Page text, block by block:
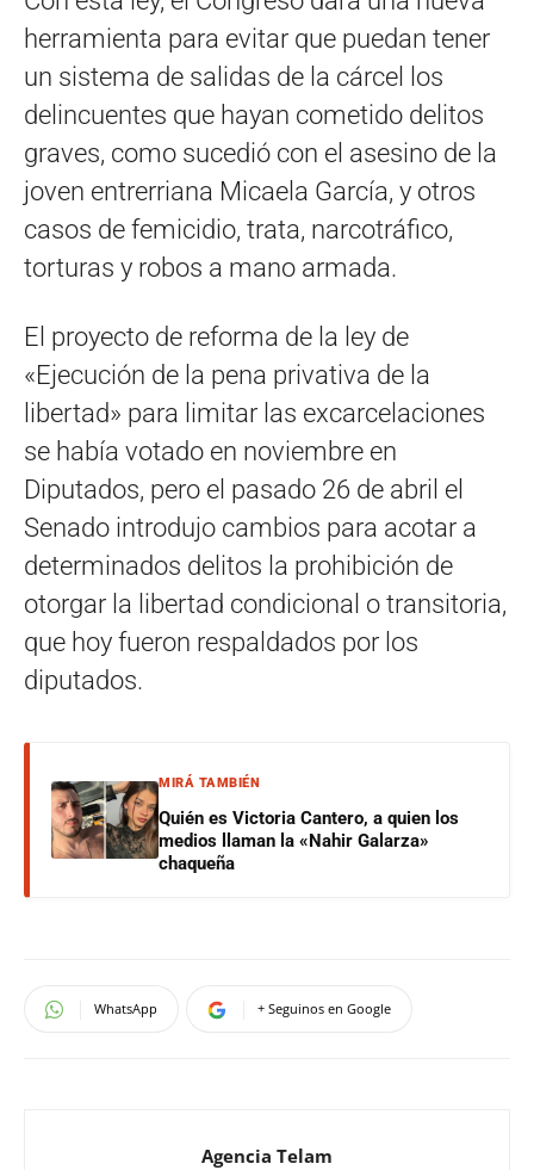
herramienta para evitar que puedan tener
un sistema de salidas de la cárcel los
delincuentes que hayan cometido delitos
graves, como sucedió con el asesino de la
joven entrerriana Micaela García, y otros
casos de femicidio, trata, narcotráfico,
torturas y robos a mano armada.
El proyecto de reforma de la ley de
«Ejecución de la pena privativa de la
libertad» para limitar las excarcelaciones
se había votado en noviembre en
Diputados, pero el pasado 26 de abril el
Senado introdujo cambios para acotar a
determinados delitos la prohibición de
otorgar la libertad condicional o transitoria,
que hoy fueron respaldados por los
diputados.
MIRÁ TAMBIÉN
Quién es Victoria Cantero, a quien los
medios llaman la «Nahir Galarza»
chaqueña
WhatsApp + Seguinos en Google
Agencia Telam